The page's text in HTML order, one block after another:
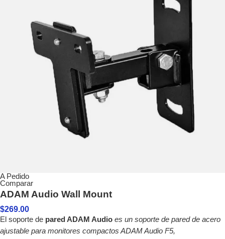
A Pedido
Comparar
ADAM Audio Wall Mount
$269.00
El soporte de pared ADAM Audio es un soporte de pared de acero
ajustable para monitores compactos ADAM Audio F5,